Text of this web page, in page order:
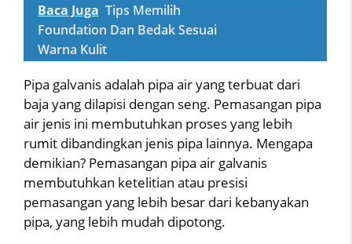
Baca Juga Tips Memilih
Foundation Dan Bedak Sesuai
Warna Kulit
Pipa galvanis adalah pipa air yang terbuat dari
baja yang dilapisi dengan seng. Pemasangan pipa
air jenis ini membutuhkan proses yang lebih
rumit dibandingkan jenis pipa lainnya. Mengapa
demikian? Pemasangan pipa air galvanis
membutuhkan ketelitian atau presisi
pemasangan yang lebih besar dari kebanyakan
pipa, yang lebih mudah dipotong.